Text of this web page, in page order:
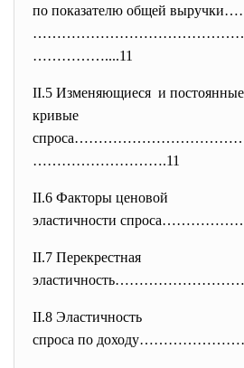
по показателю общей
……………....11
II.5 Изменяющиеся и постоянные
кривые
……………………….11
II.6 Факторы ценовой
эластичности
II.7 Перекрестная
II.8 Эластичность
спроса по